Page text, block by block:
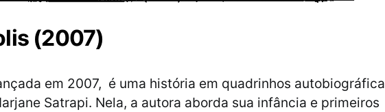
(2007)
em 2007, é uma história em quadrinhos autobiográfica
Satrapi. Nela, a autora aborda sua infância e primeiros